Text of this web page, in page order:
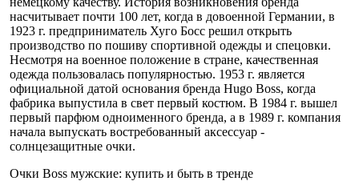
насчитывает почти 100 лет, когда в довоенной Германии, в
1923 г. предприниматель Хуго Босс решил открыть
производство по пошиву спортивной одежды и спецовки.
Несмотря на военное положение в стране, качественная
одежда пользовалась популярностью. 1953 г. является
официальной датой основания бренда Hugo Boss, когда
фабрика выпустила в свет первый костюм. В 1984 г. вышел
первый парфюм одноименного бренда, а в 1989 г. компания
начала выпускать востребованный аксессуар -
солнцезащитные очки.
Очки Boss мужские: купить и быть в тренде